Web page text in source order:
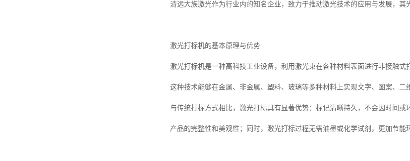
清远大族激光作为行业内的知名企业，致力于推动激光技术的应用与发展，
激光打标机的基本原理与优势
激光打标机是一种高科技工业设备，利用激光束在各种材料表面进行非接触式
这种技术能够在金属、非金属、塑料、玻璃等多种材料上实现文字、图案、二
与传统打标方式相比，激光打标具有显著优势：标记清晰持久，不会因时间
产品的完整性和美观性；同时，激光打标过程无需油墨或化学试剂，更加节能